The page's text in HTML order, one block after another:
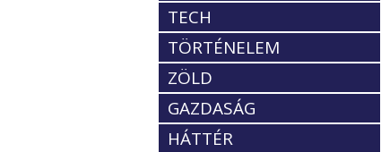
TECH
TÖRTÉNELEM
ZÖLD
GAZDASÁG
HÁTTÉR